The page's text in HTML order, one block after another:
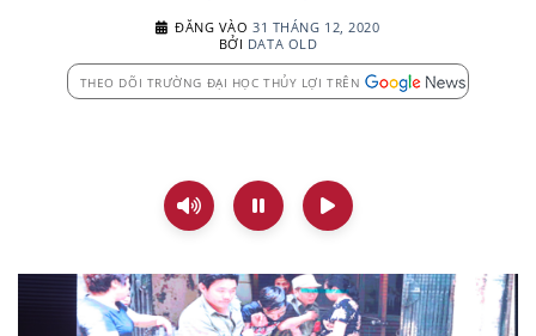
ĐĂNG VÀO31 THÁNG 12, 2020
BỞI DATA OLD
THEO DÕI TRƯỜNG ĐẠI HỌC THỦY LỢI TRÊN